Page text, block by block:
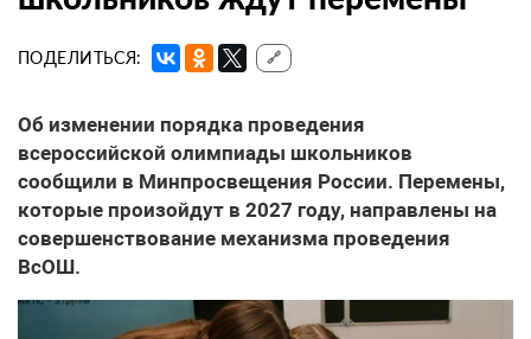
ПОДЕЛИТЬСЯ: 🔗
Об изменении порядка проведения
всероссийской олимпиады школьников
сообщили в Минпросвещения России. Перемены,
которые произойдут в 2027 году, направлены на
совершенствование механизма проведения
ВсОШ.